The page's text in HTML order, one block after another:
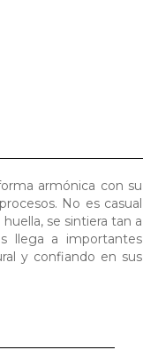
armónica con su
No es casual
se sintiera tan a
llega a importantes
y confiando en sus